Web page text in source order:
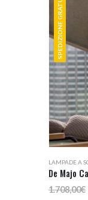
SPEDIZIONE GRATUITA
LAMPADE A
De Majo
1.708,00€